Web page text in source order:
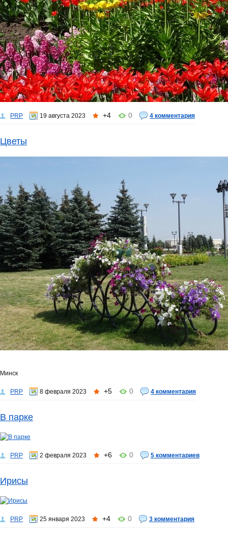
PRP 19 августа 2023 +4 0 4 комментария
Цветы
Минск
PRP 8 февраля 2023 +5 0 4 комментария
В парке
PRP 2 февраля 2023 +6 0 5 комментариев
Ирисы
PRP 25 января 2023 +4 0 3 комментария